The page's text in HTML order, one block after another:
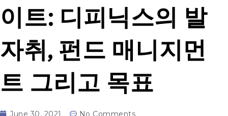
이트: 디피닉스의 발
자취, 펀드 매니지먼
트 그리고 목표
June 30, 2021 No Comments